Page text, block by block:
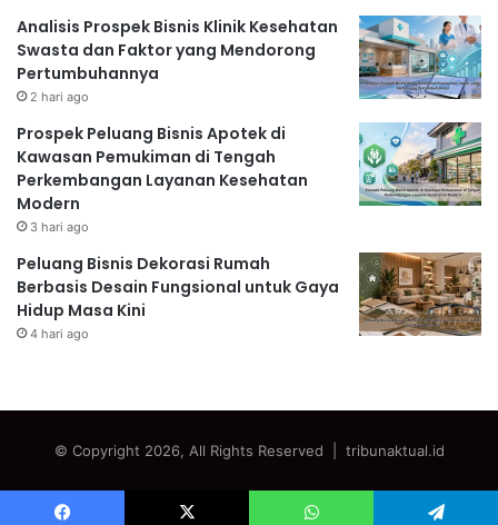
Analisis Prospek Bisnis Klinik Kesehatan
Swasta dan Faktor yang Mendorong
Pertumbuhannya
2 hari ago
Prospek Peluang Bisnis Apotek di
Kawasan Pemukiman di Tengah
Perkembangan Layanan Kesehatan
Modern
3 hari ago
Peluang Bisnis Dekorasi Rumah
Berbasis Desain Fungsional untuk Gaya
Hidup Masa Kini
4 hari ago
© Copyright 2026, All Rights Reserved | tribunaktual.id